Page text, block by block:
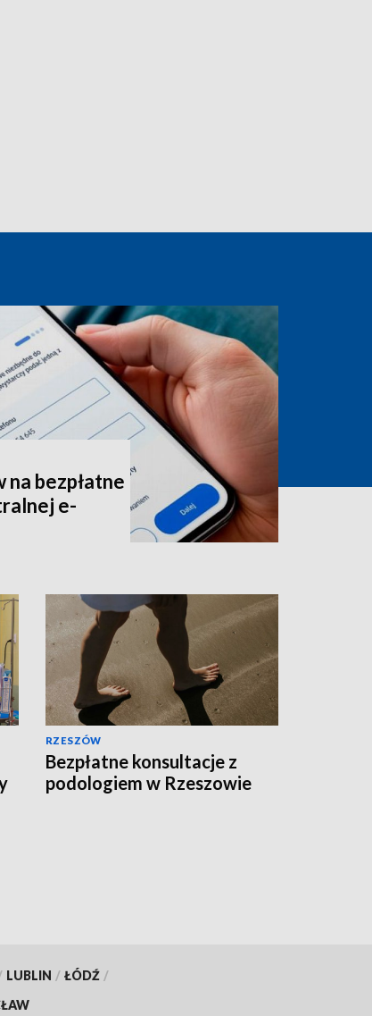
bezpłatne
e-
RZESZÓW
Bezpłatne konsultacje z
podologiem w Rzeszowie
LUBLIN / ŁÓDŹ /